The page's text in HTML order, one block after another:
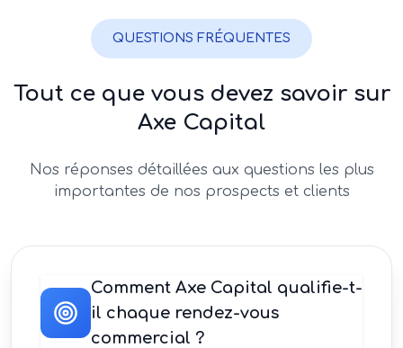
QUESTIONS FRÉQUENTES
Tout ce que vous devez savoir sur
Axe Capital
Nos réponses détaillées aux questions les plus
importantes de nos prospects et clients
Comment Axe Capital qualifie-t-
il chaque rendez-vous
commercial ?